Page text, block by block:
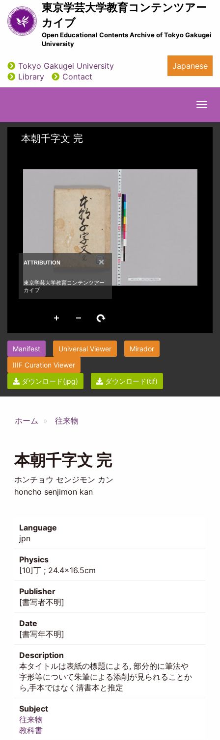
Skip
to
main
content
東京学芸大学教育コンテンツアー
カイブ
Open Educational Contents Archive of Tokyo Gakugei
University
utility
Tokyo Gakugei University
Library
Contact
Japanese
Manifest Universal Viewer
Mirador
IIIF Curation Viewer
ダウンロード(jpg)
ダウンロード(tif)
ホーム 往来物
本朝千字文 完
ホンチョウ センジモン カン
honcho senjimon kan
Language
jpn
Physics
[10]丁 ; 24.4×16.5cm
Publisher
[書写者不明]
Date
[書写年不明]
Description
本タイトルは表紙の標題による, 部分的に筆法や
字形等について朱筆による添削が見られることか
ら,手本ではなく清書本と推定
Subject
往来物
教科書